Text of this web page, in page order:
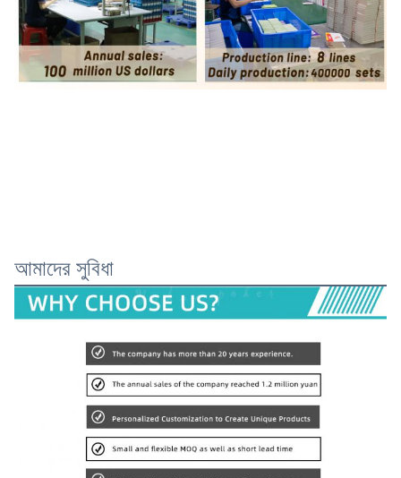
আমাদের সুবিধা